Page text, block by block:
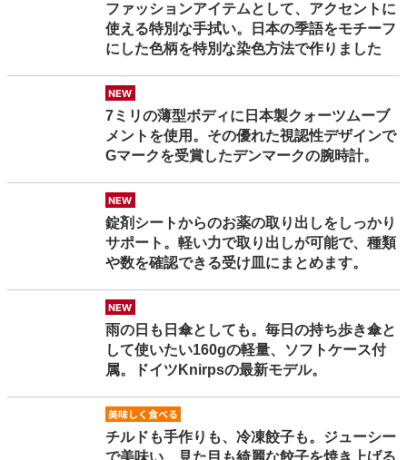
ファッションアイテムとして、アクセントに
使える特別な手拭い。日本の季語をモチーフ
にした色柄を特別な染色方法で作りました
7ミリの薄型ボディに日本製クォーツムーブ
メントを使用。その優れた視認性デザインで
Gマークを受賞したデンマークの腕時計。
錠剤シートからのお薬の取り出しをしっかり
サポート。軽い力で取り出しが可能で、種類
や数を確認できる受け皿にまとめます。
雨の日も日傘としても。毎日の持ち歩き傘と
して使いたい160gの軽量、ソフトケース付
属。ドイツKnirpsの最新モデル。
チルドも手作りも、冷凍餃子も。ジューシー